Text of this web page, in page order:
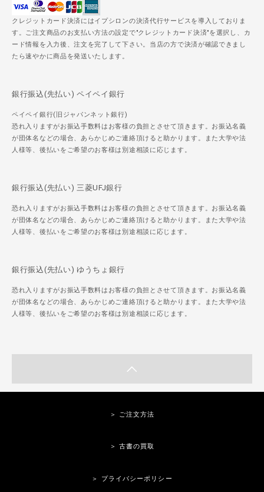
クレジットカード決済にはイプシロンの決済代行サービスを導入しておりま
す。ご注文商品のお支払い方法の設定で"クレジットカード決済"を選択し、カ
ード情報を入力後、注文を完了して下さい。当店の方で決済が確認できまし
たら速やかに商品を発送いたします。
銀行振込(先払い) ペイペイ銀行
ペイペイ銀行(旧ジャパンネット銀行)
恐れ入りますがお振込手数料はお客様の負担とさせて頂きます。お振込名義
が団体名などの場合、あらかじめご連絡頂けると助かります。また大学や法
人様等、後払いをご希望のお客様は別途相談に応じます。
銀行振込(先払い) 三菱UFJ銀行
恐れ入りますがお振込手数料はお客様の負担とさせて頂きます。お振込名義
が団体名などの場合、あらかじめご連絡頂けると助かります。また大学や法
人様等、後払いをご希望のお客様は別途相談に応じます。
銀行振込(先払い) ゆうちょ銀行
恐れ入りますがお振込手数料はお客様の負担とさせて頂きます。お振込名義
が団体名などの場合、あらかじめご連絡頂けると助かります。また大学や法
人様等、後払いをご希望のお客様は別途相談に応じます。
＞ ご注文方法
＞ 古書の買取
＞ プライバシーポリシー